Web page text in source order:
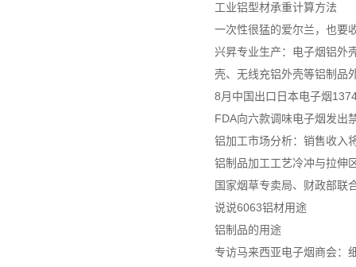
工业铝型材承重计算方法
一次性很猛的爱尔兰，也要
兴昇专业生产：电子烟铝外
壳、无线充铝外壳等铝制品
8月中国出口日本电子烟
FDA向六款调味电子烟发出
铝加工市场分析：销售收入
铝制品加工工艺冷冲与拉伸
国家烟草专卖局、财政部联
说说6063铝材用途
铝制品的用途
专访马来西亚电子烟商会：